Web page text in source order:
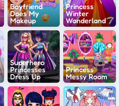
Boyfriend
Does My
Makeup
Princess
Winter
Wonderland
Superhero
Princesses
Dress Up
Princess
Messy Room